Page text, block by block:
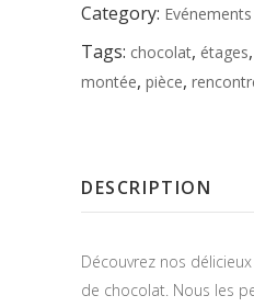
Category:
Tags: chocolat, étages,
montée, pièce,
DESCRIPTION
Découvrez nos
de chocolat. Nous les